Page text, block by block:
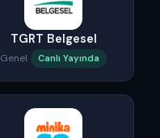
TGRT Belgesel
Genel Canlı Yayında